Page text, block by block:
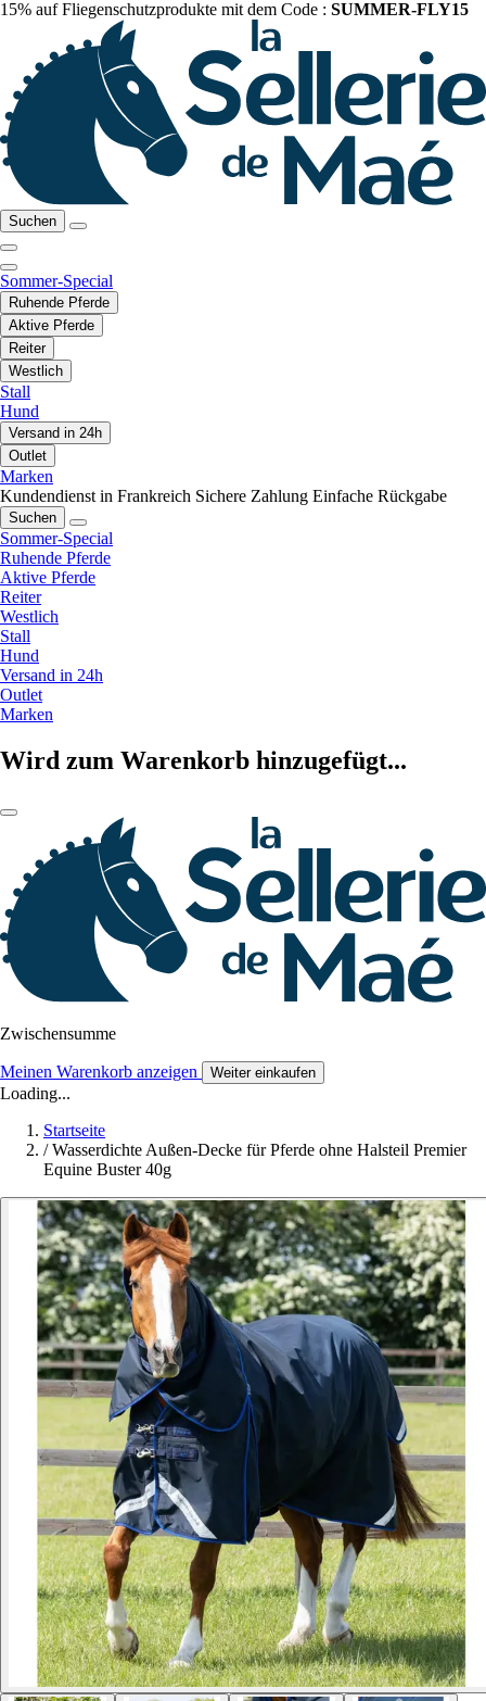
15% auf Fliegenschutzprodukte mit dem Code : SUMMER-FLY15
Suchen
Sommer-Special
Ruhende Pferde
Aktive Pferde
Reiter
Westlich
Stall
Hund
Versand in 24h
Outlet
Marken
Kundendienst in Frankreich Sichere Zahlung Einfache Rückgabe
Suchen
Sommer-Special
Ruhende Pferde
Aktive Pferde
Reiter
Westlich
Stall
Hund
Versand in 24h
Outlet
Marken
Wird zum Warenkorb hinzugefügt...
Zwischensumme
Meinen Warenkorb anzeigen Weiter einkaufen
Loading...
Startseite
/ Wasserdichte Außen-Decke für Pferde ohne Halsteil Premier
Equine Buster 40g